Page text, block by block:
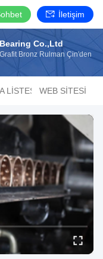
İletişim
Co.,Ltd
Bronz Rulman Çin'den
LISTESI WEB SITESI